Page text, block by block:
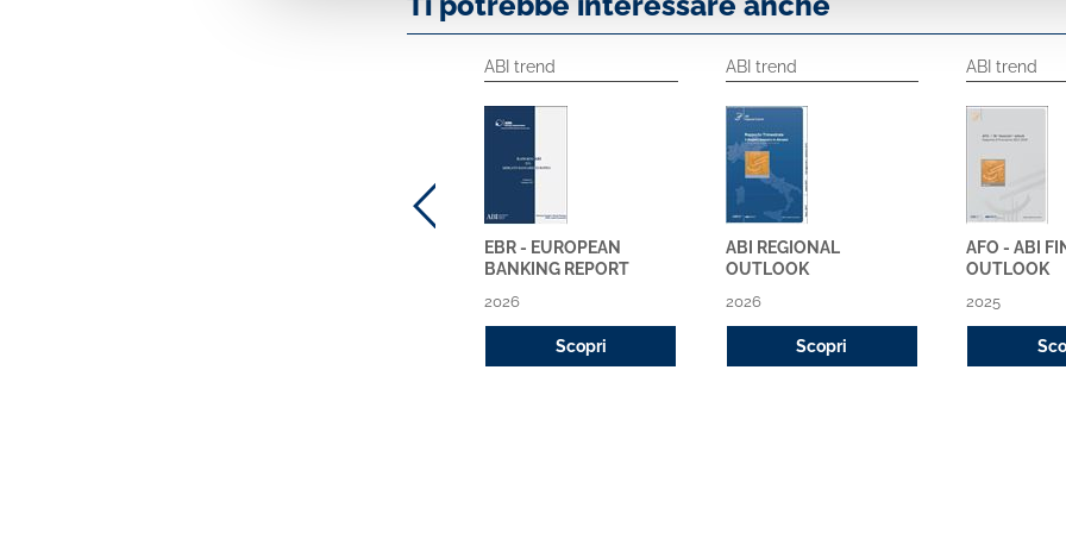
ABI trend
AFO - ABI
OUTLOOK
2025
ABI trend
ABI REGIONAL
OUTLOOK
2026
Scopri
ABI trend
EBR - EUROPEAN
BANKING REPORT
2026
Scopri